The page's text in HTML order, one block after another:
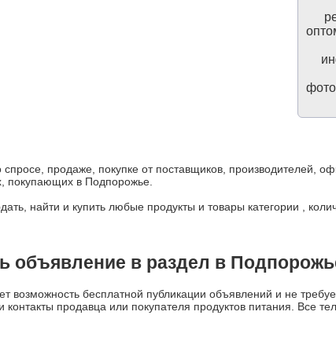
продаже, покупке от поставщиков, производителей,
покупающих в Подпорожье.
найти и купить любые продукты и товары категории ,
объявление в раздел в
возможность бесплатной публикации объявлений и не
контакты продавца или покупателя продуктов питания. Все